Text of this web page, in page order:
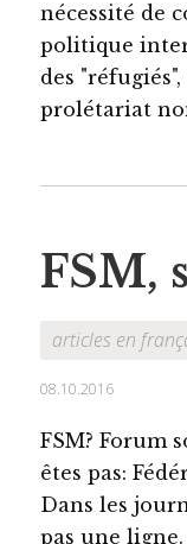
nécessité de
politique
des
prolétariat
FSM,
articles en
08.10.2016
FSM? Forum
êtes pas:
Dans les
pas une ligne.